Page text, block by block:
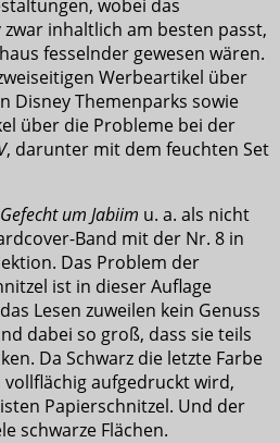
wobei das
inhaltlich am besten passt,
fesselnder gewesen wären.
Werbeartikel über
Disney Themenparks sowie
über die Probleme bei der
, darunter mit dem feuchten Set
um Jabiim u. a. als nicht
Band mit der Nr. 8 in
Das Problem der
ist in dieser Auflage
Lesen zuweilen kein Genuss
dabei so groß, dass sie teils
Da Schwarz die letzte Farbe
aufgedruckt wird,
Papierschnitzel. Und der
schwarze Flächen.